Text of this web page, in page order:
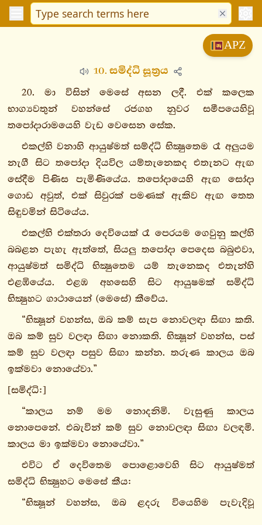
මජ්ඣිමනිකාය
සංයුත්තනිකාය
සගාථවග්ගො
1.
දෙවතාසංයුත්තං
1.
නළවග්ගො
2.
නන්දනවග්ගො
නන්දනසුත්තං
නන්දතිසුත්තං
නත්ථිපුත්තසුත්තං
ඛත්තියසුත්තං
සනමානසුත්තං
නිද්දාතන්දීසුත්තං
දුක්කරසුත්තං
හිරිසුත්තං
3.
සත්තිවග්ගො
4.
සතුල්ලපකායිකවග්ගො
5.
ආදිත්තවග්ගො
APZ
10. සමිද්ධි සූත්‍රය
20. මා විසින් මෙසේ අසන ලදී. එක් කලෙක
භාග්‍යවතුන් වහන්සේ රජගහ නුවර සමීපයෙහිවූ
තපෝදාරාමයෙහි වැඩ වෙසෙන සේක.
එකල්හි වනාහි ආයුෂ්මත් සම්ද්ධි භික්‍ෂුතෙම රෑ අලුයම
නැගී සිට තපෝදා දියවිල යම්තැනෙකද එතැනට ඇඟ
සේදීම පිණිස පැමිණියේය. තපෝදායෙහි ඇඟ සෝදා
ගොඩ අවුත්, එක් සිවුරක් පමණක් ඇකිව ඇඟ තෙත
සිඳුවමින් සිටියේය.
එකල්හි එක්තරා දෙවියෙක් රෑ පෙරයම ගෙවුනු කල්හි
බබළන පැහැ ඇත්තේ, සියලු තපෝදා පෙදෙස බබුළුවා,
ආයුෂ්මත් සමිද්ධි භික්‍ෂුතෙම යම් තැනෙකද එතැන්හි
එළඹියේය. එළඹ අහසෙහි සිට ආයුෂමක් සමිද්ධි
භික්‍ෂුහට ගාථායෙන් (මෙසේ) කීවේය.
“භික්‍ෂූන් වහන්ස, ඔබ කම් සැප නොවලඳා සිඟා කති.
ඔබ කම් සුව වලඳා සිඟා නොකති. භික්‍ෂූන් වහන්ස, පස්
කම් සුව වලඳා පසුව සිඟා කන්න. තරුණ කාලය ඔබ
ඉක්මවා නොයේවා.”
[සමිද්ධි:]
“කාලය නම් මම නොදනිමි. වැසුණු කාලය
නොපෙනේ. එබැවින් කම් සුව නොවලඳා සිඟා වලඳමි.
කාලය මා ඉක්මවා නොයේවා.”
එවිට ඒ දෙවිතෙම පොළොවෙහි සිට ආයුෂ්මත්
සමිද්ධි භික්‍ෂුහට මෙසේ කීය:
“භික්‍ෂූන් වහන්ස, ඔබ ළදරු වියෙහිම පැවැදිවූ